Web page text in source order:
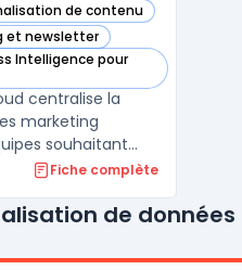
de contenu
Cloud dans cette catégorie
et newsletter
Cloud dans cette catégorie
Intelligence pour
Cloud dans cette catégorie
centralise la
marketing
souhaitant
à grande
freins techniques
tout ...
Fiche complète
de données